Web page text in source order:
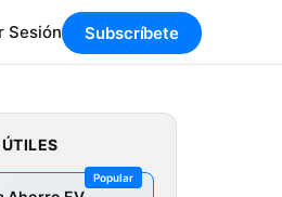
Sesión Subscríbete
Popular